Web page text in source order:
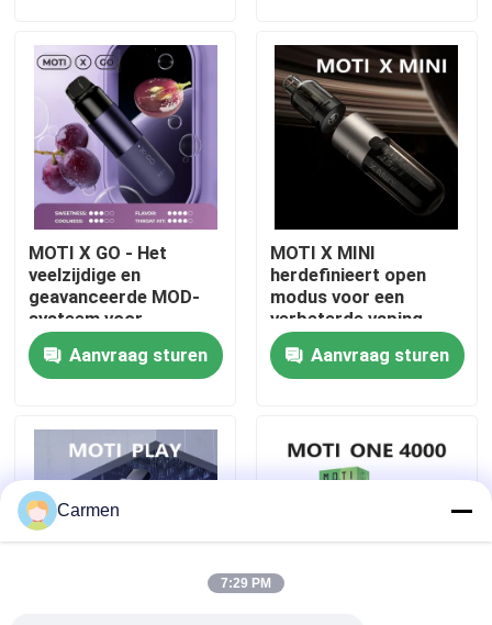
Producten
Videos
Over ons
Fabrieksreis
Kwaliteitscontrole
Vraag een offerte aan
Vozol damp
MOTI X GO - Het
veelzijdige en
geavanceerde MOD-
systeem voor
aanpasbare
vapingplezier
Aanvraag sturen
MOTI X MINI
herdefinieert open
modus voor een
verbeterde vaping-
ervaring
Aanvraag sturen
Carmen
7:29 PM